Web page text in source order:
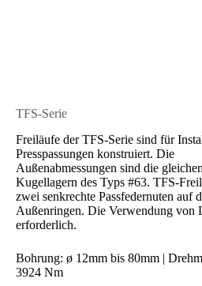
TFS-Serie
Freiläufe der TFS-Serie sind für
Presspassungen konstruiert. Die
Außenabmessungen sind die
Kugellagern des Typs #63. TFS-
zwei senkrechte Passfedernuten auf
Außenringen. Die Verwendung von
erforderlich.
Bohrung: ø 12mm bis 80mm |
3924 Nm